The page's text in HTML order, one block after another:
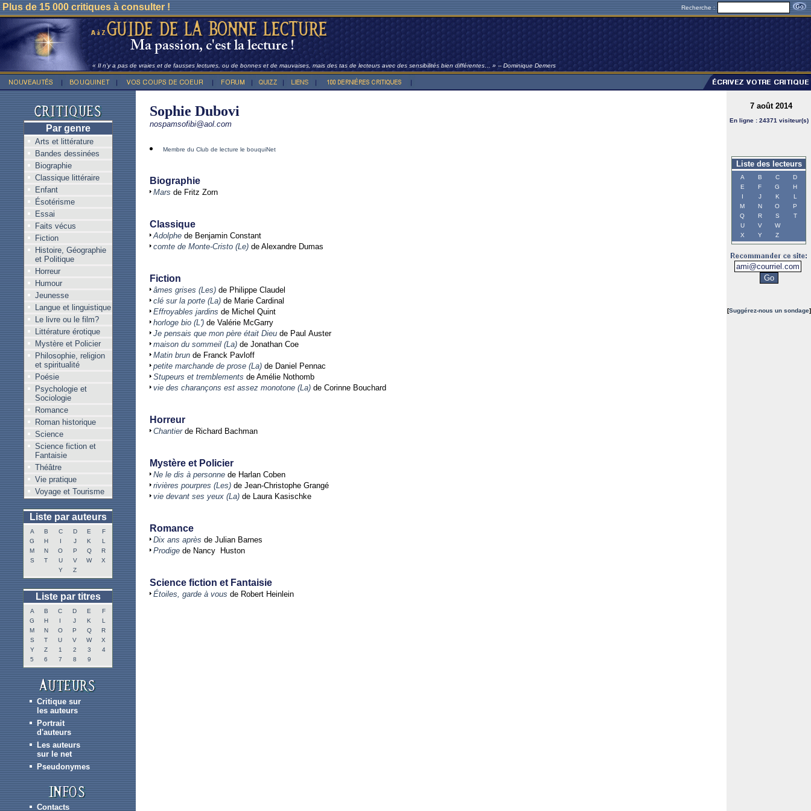
Plus de 15 000 critiques à consulter ! Recherche :
« Il n'y a pas de vraies et de fausses lectures, ou de bonnes et de mauvaises, mais des tas de lecteurs avec des sensibilités bien différentes… » -- Dominique Demers
Par genre
Arts et littérature
Bandes dessinées
Biographie
Classique littéraire
Enfant
Ésotérisme
Essai
Faits vécus
Fiction
Histoire, Géographie
et Politique
Horreur
Humour
Jeunesse
Langue et linguistique
Le livre ou le film?
Littérature érotique
Mystère et Policier
Philosophie, religion
et spiritualité
Poésie
Psychologie et
Sociologie
Romance
Roman historique
Science
Science fiction et
Fantaisie
Théâtre
Vie pratique
Voyage et Tourisme
Liste par auteurs
A B C D E
F
G
H I J K
L
M
N O P Q
R
S
T U V W
X
Y
Z
Liste par titres
A B C D E
F
G
H I J K
L
M
N O P Q
R
S
T U V W
X
Y
Z 1 2 3
4
5
6 7 8 9
Critique sur
les auteurs
Portrait
d'auteurs
Les auteurs
sur le net
Pseudonymes
Contacts
Sophie Dubovi
nospamsofibi@aol.com
Membre du Club de lecture le bouquiNet
Biographie
Mars de Fritz Zorn
Classique
Adolphe de Benjamin Constant
comte de Monte-Cristo (Le) de Alexandre Dumas
Fiction
âmes grises (Les) de Philippe Claudel
clé sur la porte (La) de Marie Cardinal
Effroyables jardins de Michel Quint
horloge bio (L') de Valérie McGarry
Je pensais que mon père était Dieu de Paul Auster
maison du sommeil (La) de Jonathan Coe
Matin brun de Franck Pavloff
petite marchande de prose (La) de Daniel Pennac
Stupeurs et tremblements de Amélie Nothomb
vie des charançons est assez monotone (La) de Corinne Bouchard
Horreur
Chantierde Richard Bachman
Mystère et Policier
Ne le dis à personne de Harlan Coben
rivières pourpres (Les) de Jean-Christophe Grangé
vie devant ses yeux (La) de Laura Kasischke
Romance
Dix ans après de Julian Barnes
Prodige de Nancy Huston
Science fiction et Fantaisie
Étoiles, garde à vous de Robert Heinlein
7 août 2014
En ligne : 24371 visiteur(s)
Liste des lecteurs
A B C
D
E
F G
H
I
J K
L
M
N O
P
Q
R S
T
U
V
W
X
Y Z
[Suggérez-nous un sondage]